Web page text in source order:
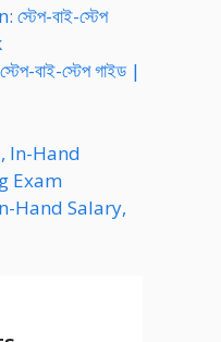
বাই-স্টেপ গাইড |
Hand Salary,